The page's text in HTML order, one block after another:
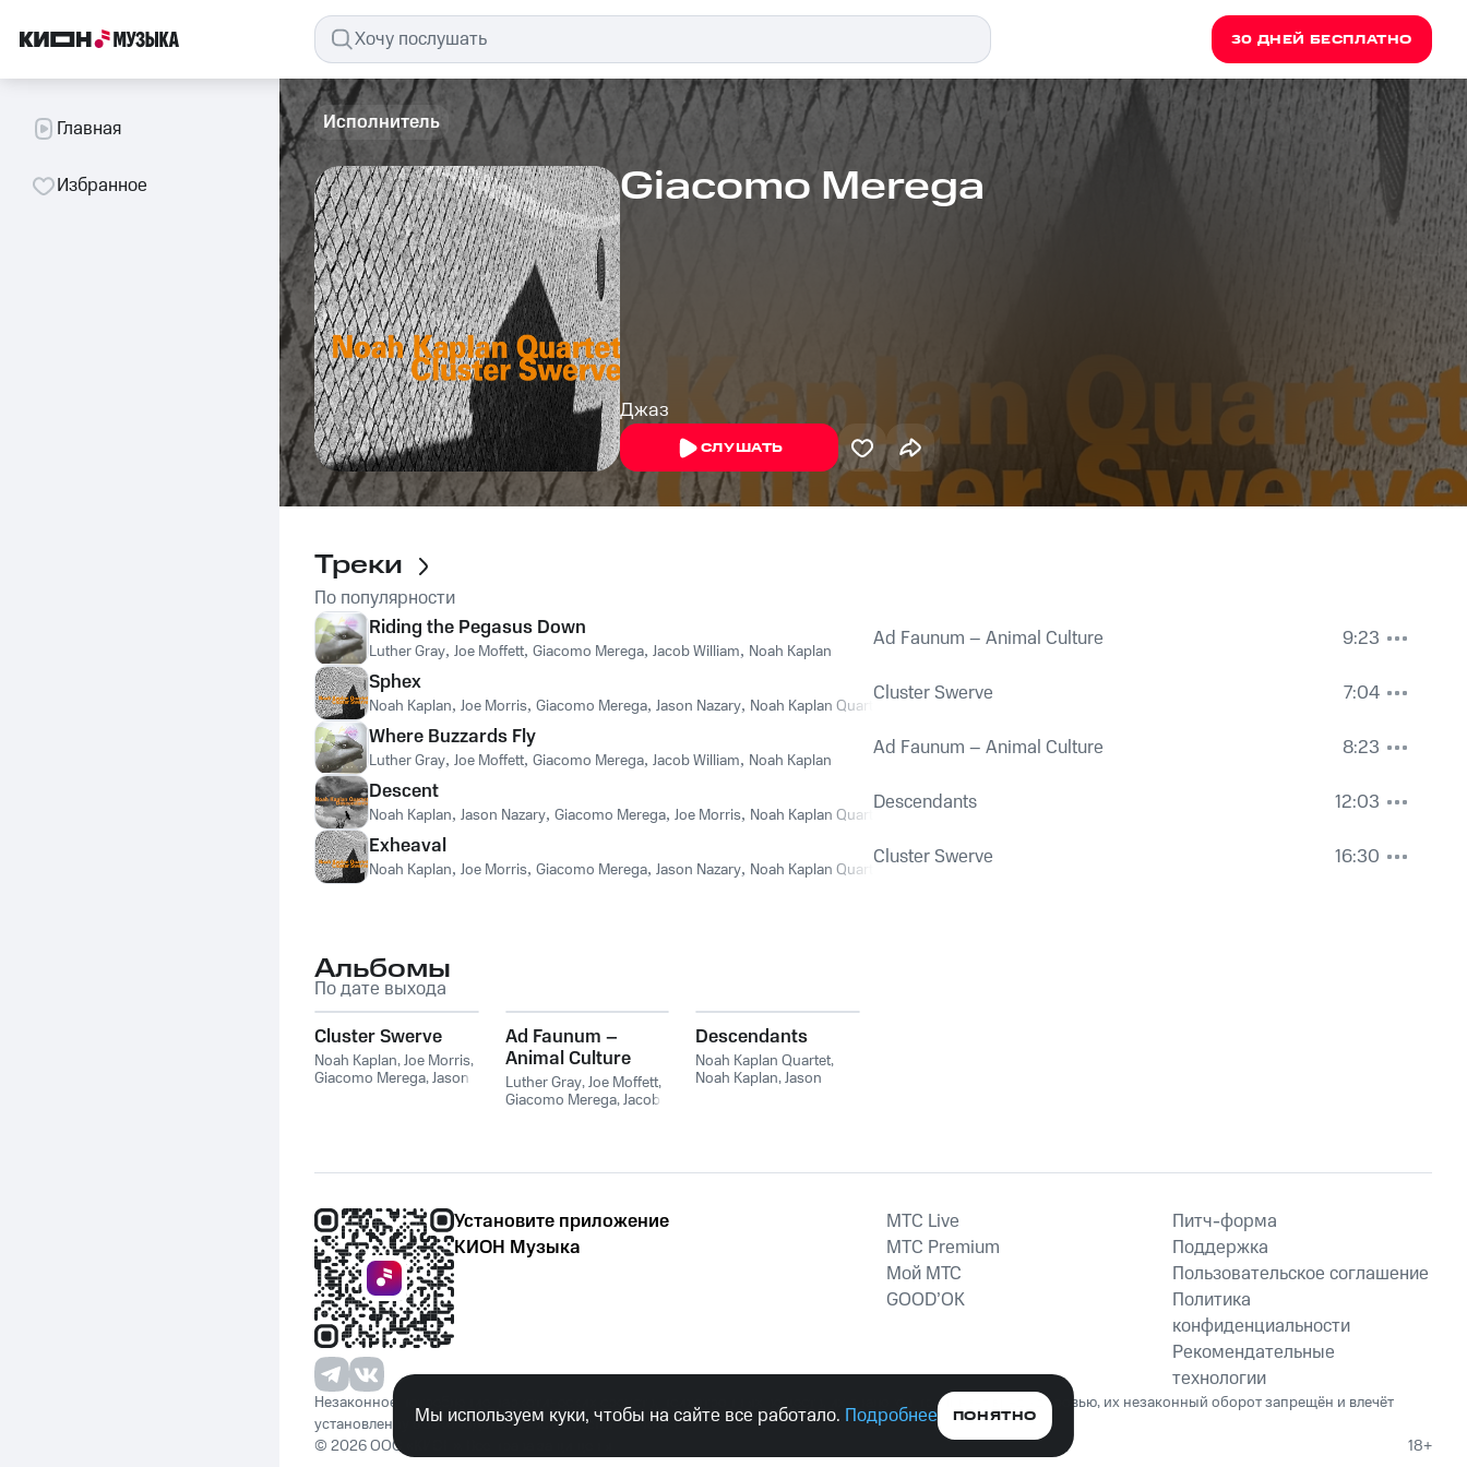
30 ДНЕЙ БЕСПЛАТНО
Главная
Избранное
Исполнитель
Giacomo Merega
Джаз
СЛУШАТЬ
Треки
По популярности
Riding the Pegasus Down
Luther Gray, Joe Moffett, Giacomo Merega, Jacob William, Noah Kaplan Ad Faunum – Animal Culture
9:23
Sphex
Noah Kaplan, Joe Morris, Giacomo Merega, Jason Nazary, Noah Kaplan QuartetCluster Swerve
7:04
Where Buzzards Fly
Luther Gray, Joe Moffett, Giacomo Merega, Jacob William, Noah Kaplan Ad Faunum – Animal Culture
8:23
Descent
Noah Kaplan, Jason Nazary, Giacomo Merega, Joe Morris, Noah Kaplan QuartetDescendants
12:03
Exheaval
Noah Kaplan, Joe Morris, Giacomo Merega, Jason Nazary, Noah Kaplan QuartetCluster Swerve 16:30
Альбомы
По дате выхода
Cluster Swerve
Noah Kaplan,Joe Morris,
Giacomo Merega,Jason
Ad Faunum –
Animal Culture
Luther Gray,Joe Moffett,
Giacomo Merega,Jacob
Descendants
Noah Kaplan Quartet,
Noah Kaplan,Jason
Установите приложение
КИОН Музыка
MTС Live
MTС Premium
Мой МТС
GOOD’OK
Питч-форма
Поддержка
Пользовательское соглашение
Политика
конфиденциальности
Рекомендательные
технологии
Незаконное потребление наркотических средств, психотропных веществ, их аналогов причиняет вред здоровью, их незаконный оборот запрещён и влечёт
установленную законодательством ответственность.
© 2026 ООО «КИОН». Все права защищены
18+
Мы используем куки, чтобы на сайте все работало. Подробнее ПОНЯТНО